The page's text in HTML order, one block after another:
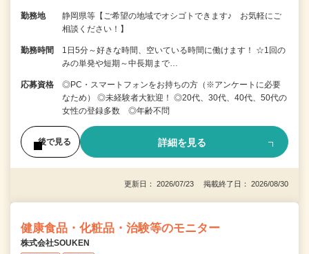
勤務地
静岡県等【ご希望の地域でオシゴトできます♪ お気軽にご
相談ください！】
勤務時間
1日5分～好きな時間、空いている時間に働けます！ ☆1回の
みの単発や短期～中長期まで…
応募資格
◎PC・スマートフォンをお持ちの方（※アンケートに必要
なため） ◎未経験者大歓迎！ ◎20代、30代、40代、50代の
女性の登録多数 ◎年齢不問
後で見る 詳細を見る
更新日： 2026/07/23 掲載終了日： 2026/08/30
健康食品・化粧品・治験等のモニター
株式会社SOUKEN